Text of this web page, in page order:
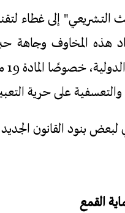
إلى غطاء
هذه المخاوف وجاهة
على حرية
لبعض بنود القانون